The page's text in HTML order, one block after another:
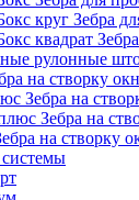
круг Зебра
квадрат
рулонные
на створку
Зебра на
Зебра на
на створку